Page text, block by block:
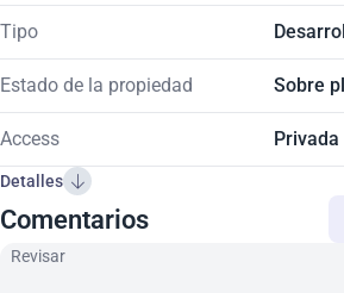
Tipo
Estado de la propiedad Sobre
Access Privada
Detalles
Comentarios